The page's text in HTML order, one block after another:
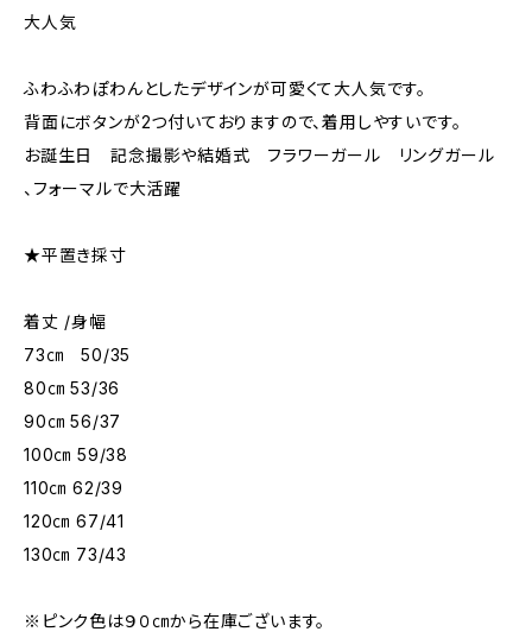
大人気
ふわふわぽわんとしたデザインが可愛くて大人気です。
背面にボタンが2つ付いておりますので、着用しやすいです。
お誕生日 記念撮影や結婚式 フラワーガール リングガール
、フォーマルで大活躍
★平置き採寸
着丈 /身幅
73㎝ 50/35
80㎝ 53/36
90㎝ 56/37
100㎝ 59/38
110㎝ 62/39
120㎝ 67/41
130㎝ 73/43
※ピンク色は９０㎝から在庫ございます。